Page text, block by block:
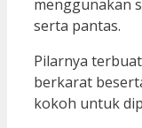
menggunakan
serta pantas.
Pilarnya
berkarat
kokoh untuk